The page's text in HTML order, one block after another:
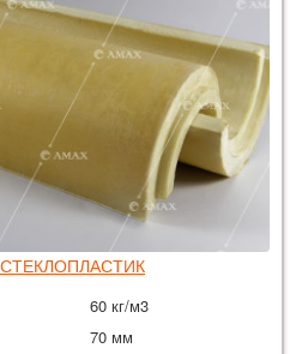
60 кг/м3
70 мм